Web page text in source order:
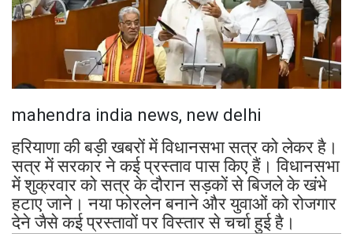
mahendra india news, new delhi
हरियाणा की बड़ी खबरों में विधानसभा सत्र को लेकर है।
सत्र में सरकार ने कई प्रस्ताव पास किए हैं। विधानसभा
में शुक्रवार को सत्र के दौरान सड़कों से बिजले के खंभे
हटाए जाने। नया फोरलेन बनाने और युवाओं को रोजगार
देने जैसे कई प्रस्तावों पर विस्तार से चर्चा हुई है।